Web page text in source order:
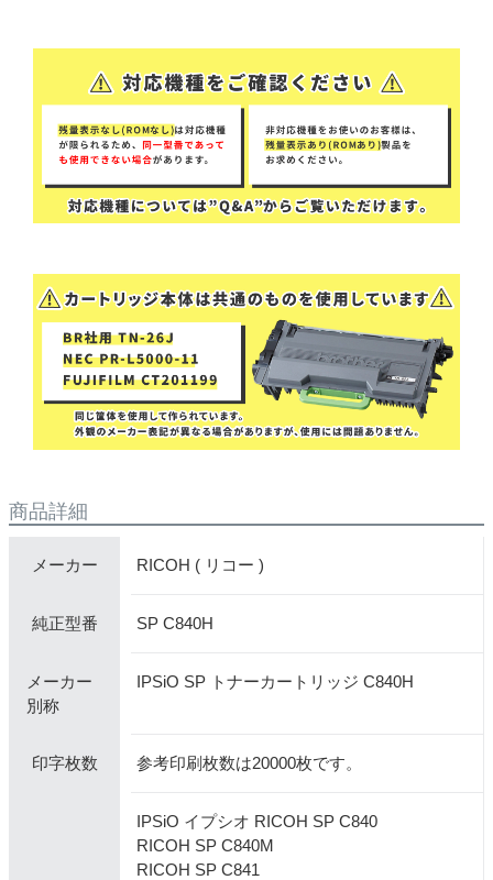
商品詳細
メーカー RICOH ( リコー )
純正型番 SP C840H
メーカー
別称
IPSiO SP トナーカートリッジ C840H
印字枚数 参考印刷枚数は20000枚です。
IPSiO イプシオ RICOH SP C840
RICOH SP C840M
RICOH SP C841